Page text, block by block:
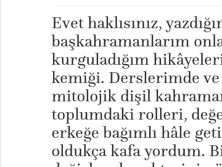
Evet haklısınız,
başkahramanlarım
kurguladığım
kemiği. Derslerimde
mitolojik dişil
toplumdaki rolleri,
erkeğe bağımlı hâle
oldukça kafa yordum.